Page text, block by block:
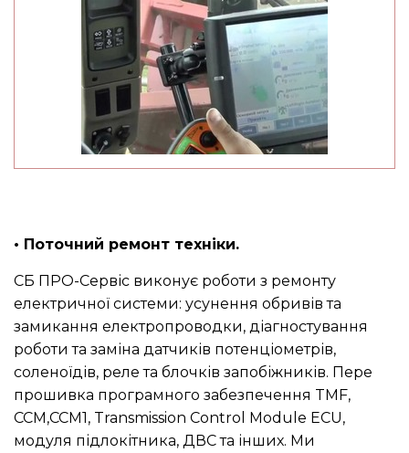
• Поточний ремонт техніки.
СБ ПРО-Сервіс виконує роботи з ремонту
електричної системи: усунення обривів та
замикання електропроводки, діагностування
роботи та заміна датчиків потенціометрів,
соленоїдів, реле та блочків запобіжників. Пере
прошивка програмного забезпечення TMF,
CCM,CCM1, Transmission Control Module ECU,
модуля підлокітника, ДВС та інших. Ми